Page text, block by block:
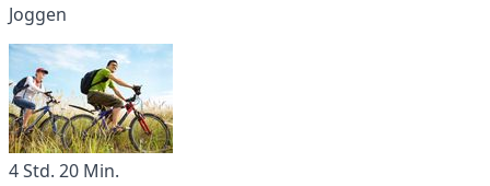
Joggen
4 Std. 20 Min.